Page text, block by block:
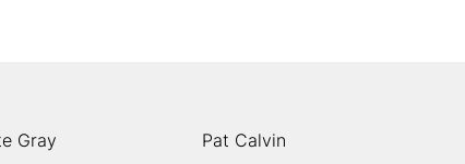
Gray
Pat Calvin